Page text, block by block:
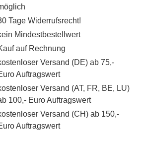
Tage Widerrufsrecht!
Mindestbestellwert
auf Rechnung
Versand (DE) ab 75,-
Auftragswert
Versand (AT, FR, BE, LU)
100,- Euro Auftragswert
Versand (CH) ab 150,-
Auftragswert